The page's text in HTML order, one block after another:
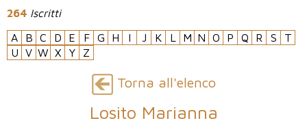
264 Iscritti
A
B C D E F G H I J K L M N O P Q R S
T
U
V W X Y Z
Torna all'elenco
Losito Marianna